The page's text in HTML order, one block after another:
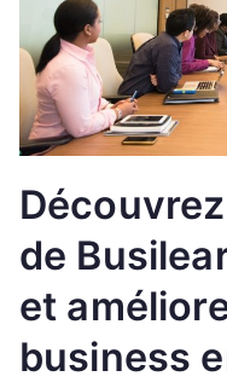
de
et
business